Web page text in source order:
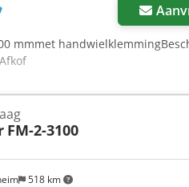
mmmet
518 km
FM-2-3100